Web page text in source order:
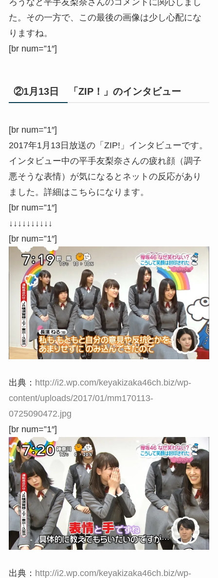
た。その一方で、この最後の画像は少し心配にな
りますね。
[br num=”1″]
②1月13日 「ZIP！」のインタビュー
[br num=”1″]
2017年1月13日放送の「ZIP!」インタビューです。
インタビュー中の平手友梨奈さんの疲れ顔（調子
悪そうな表情）が気になるとネットの反応があり
ました。詳細はこちらになります。
[br num=”1″]
↓↓↓↓↓↓↓↓↓↓
[br num=”1″]
出典： http://i2.wp.com/keyakizaka46ch.biz/wp-
content/uploads/2017/01/mm170113-
0725090472.jpg
[br num=”1″]
出典： http://i2.wp.com/keyakizaka46ch.biz/wp-